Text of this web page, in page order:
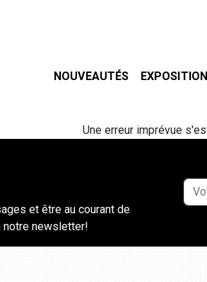
NOUVEAUTÉS
Une erreur imprévue
et être au courant de
notre newsletter!